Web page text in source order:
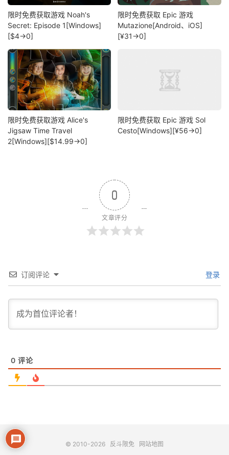
限时免费获取游戏 Noah's
Secret: Episode 1[Windows]
[$4→0]
限时免费获取 Epic 游戏
Mutazione[Android、iOS]
[¥31→0]
限时免费获取游戏 Alice's
Jigsaw Time Travel
2[Windows][$14.99→0]
限时免费获取 Epic 游戏 Sol
Cesto[Windows][¥56→0]
0
文章评分
订阅评论 登录
0 评论
© 2010-2026 反斗限免 网站地图